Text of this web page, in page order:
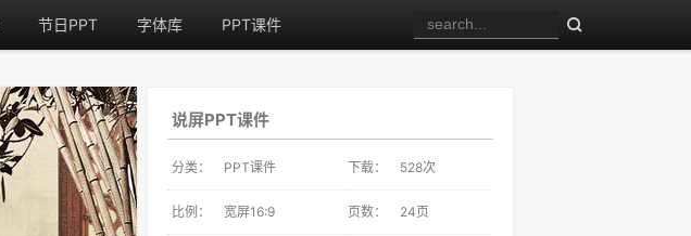
节日PPT 字体库 PPT课件
说屏PPT课件
分类： PPT课件 下载： 528次
比例： 宽屏16:9 页数： 24页